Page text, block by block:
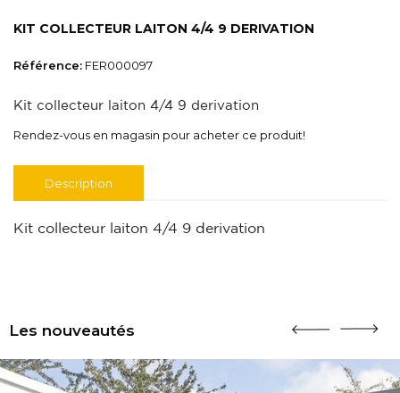
KIT COLLECTEUR LAITON 4/4 9 DERIVATION
Référence: FER000097
Kit collecteur laiton 4/4 9 derivation
Rendez-vous en magasin pour acheter ce produit!
Description
Kit collecteur laiton 4/4 9 derivation
Les nouveautés